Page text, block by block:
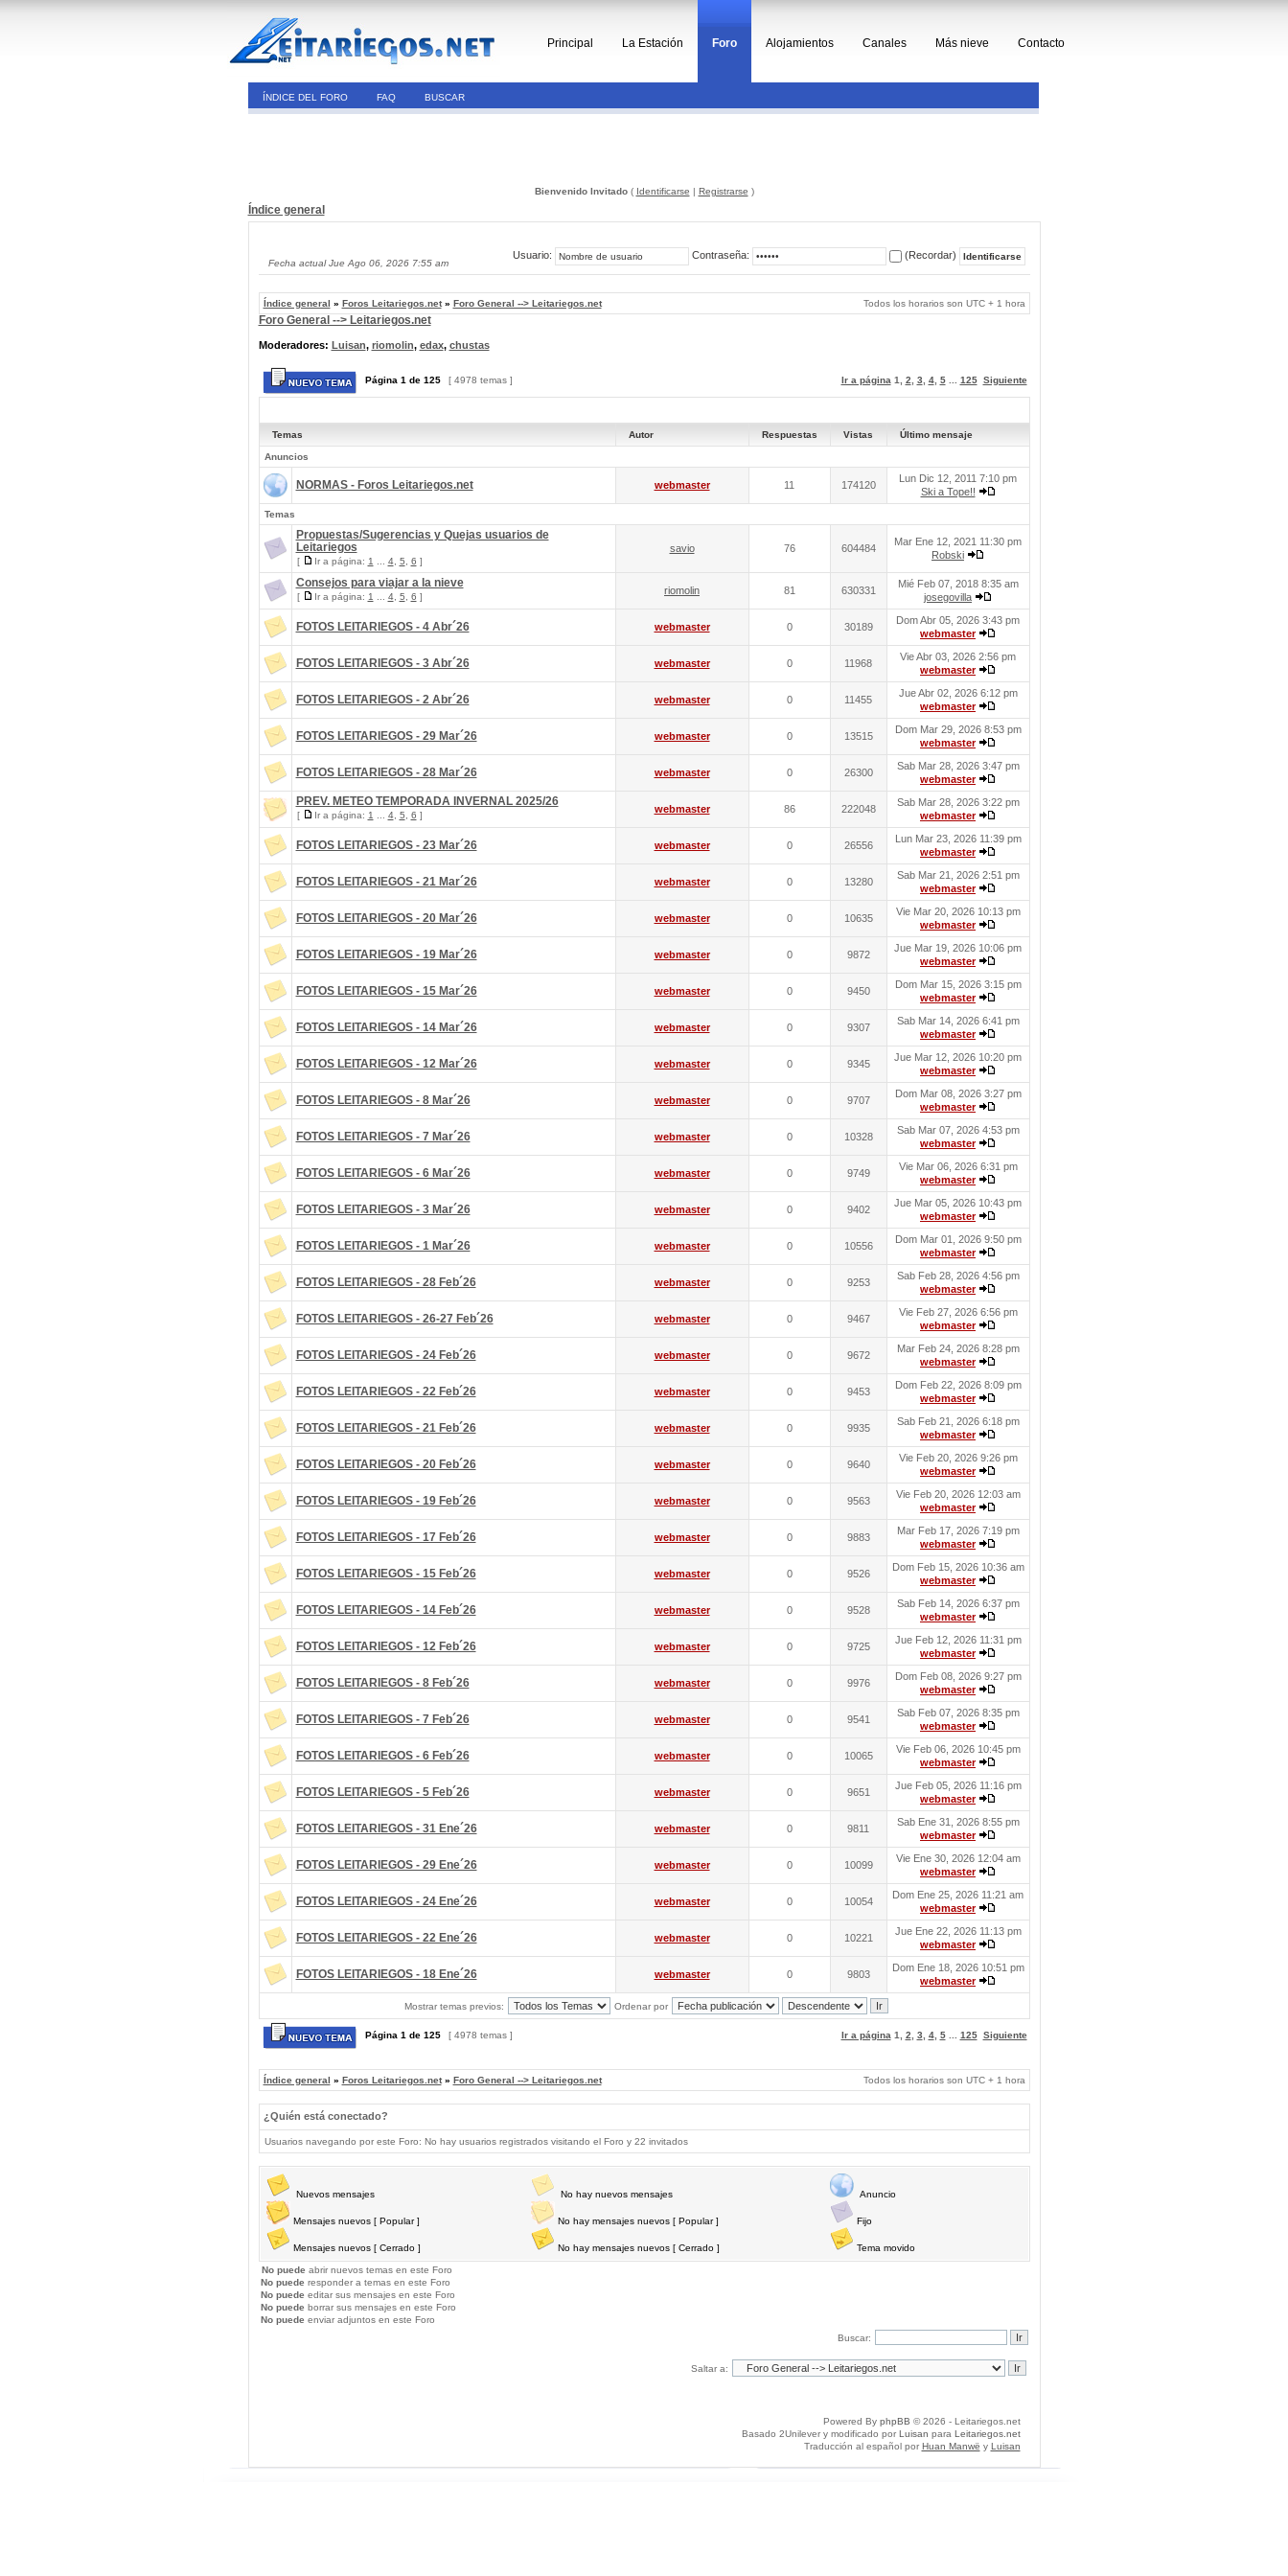
Principal La Estación Foro Alojamientos Canales Más nieve Contacto
ÍNDICE DEL FORO FAQ BUSCAR
Bienvenido Invitado( Identificarse | Registrarse )
Índice general
Fecha actual Jue Ago 06, 2026 7:55 am
Usuario: Contraseña: (Recordar)
Índice general » Foros Leitariegos.net» Foro General --> Leitariegos.net Todos los horarios son UTC + 1 hora
Foro General --> Leitariegos.net
Moderadores: Luisan, riomolin, edax, chustas
Página 1 de 125 [ 4978 temas ] Ir a página 1 2 3 4, 5... 125 Siguiente
Temas Autor Respuestas Vistas Último mensaje
Anuncios
NORMAS - Foros Leitariegos.net webmaster 11 174120
Lun Dic 12, 2011 7:10 pm
Ski a Tope!!
Temas
Propuestas/Sugerencias y Quejas usuarios de
Leitariegos
[ Ir a página: 1 4, 5 6 ]
savio 76 604484
Mar Ene 12, 2021 11:30 pm
Robski
Consejos para viajar a la nieve
[ Ir a página: 1 4, 5 6 ]
riomolin 81 630331
Mié Feb 07, 2018 8:35 am
josegovilla
FOTOS LEITARIEGOS - 4 Abr´26 webmaster 0 30189
Dom Abr 05, 2026 3:43 pm
webmaster
FOTOS LEITARIEGOS - 3 Abr´26 webmaster 0 11968
Vie Abr 03, 2026 2:56 pm
webmaster
FOTOS LEITARIEGOS - 2 Abr´26 webmaster 0 11455
Jue Abr 02, 2026 6:12 pm
webmaster
FOTOS LEITARIEGOS - 29 Mar´26 webmaster 0 13515
Dom Mar 29, 2026 8:53 pm
webmaster
FOTOS LEITARIEGOS - 28 Mar´26 webmaster 0 26300
Sab Mar 28, 2026 3:47 pm
webmaster
PREV. METEO TEMPORADA INVERNAL 2025/26
[ Ir a página: 1 4, 5 6 ]
webmaster 86 222048
Sab Mar 28, 2026 3:22 pm
webmaster
FOTOS LEITARIEGOS - 23 Mar´26 webmaster 0 26556
Lun Mar 23, 2026 11:39 pm
webmaster
FOTOS LEITARIEGOS - 21 Mar´26 webmaster 0 13280
Sab Mar 21, 2026 2:51 pm
webmaster
FOTOS LEITARIEGOS - 20 Mar´26 webmaster 0 10635
Vie Mar 20, 2026 10:13 pm
webmaster
FOTOS LEITARIEGOS - 19 Mar´26 webmaster 0 9872
Jue Mar 19, 2026 10:06 pm
webmaster
FOTOS LEITARIEGOS - 15 Mar´26 webmaster 0 9450
Dom Mar 15, 2026 3:15 pm
webmaster
FOTOS LEITARIEGOS - 14 Mar´26 webmaster 0 9307
Sab Mar 14, 2026 6:41 pm
webmaster
FOTOS LEITARIEGOS - 12 Mar´26 webmaster 0 9345
Jue Mar 12, 2026 10:20 pm
webmaster
FOTOS LEITARIEGOS - 8 Mar´26 webmaster 0 9707
Dom Mar 08, 2026 3:27 pm
webmaster
FOTOS LEITARIEGOS - 7 Mar´26 webmaster 0 10328
Sab Mar 07, 2026 4:53 pm
webmaster
FOTOS LEITARIEGOS - 6 Mar´26 webmaster 0 9749
Vie Mar 06, 2026 6:31 pm
webmaster
FOTOS LEITARIEGOS - 3 Mar´26 webmaster 0 9402
Jue Mar 05, 2026 10:43 pm
webmaster
FOTOS LEITARIEGOS - 1 Mar´26 webmaster 0 10556
Dom Mar 01, 2026 9:50 pm
webmaster
FOTOS LEITARIEGOS - 28 Feb´26 webmaster 0 9253
Sab Feb 28, 2026 4:56 pm
webmaster
FOTOS LEITARIEGOS - 26-27 Feb´26 webmaster 0 9467
Vie Feb 27, 2026 6:56 pm
webmaster
FOTOS LEITARIEGOS - 24 Feb´26 webmaster 0 9672
Mar Feb 24, 2026 8:28 pm
webmaster
FOTOS LEITARIEGOS - 22 Feb´26 webmaster 0 9453
Dom Feb 22, 2026 8:09 pm
webmaster
FOTOS LEITARIEGOS - 21 Feb´26 webmaster 0 9935
Sab Feb 21, 2026 6:18 pm
webmaster
FOTOS LEITARIEGOS - 20 Feb´26 webmaster 0 9640
Vie Feb 20, 2026 9:26 pm
webmaster
FOTOS LEITARIEGOS - 19 Feb´26 webmaster 0 9563
Vie Feb 20, 2026 12:03 am
webmaster
FOTOS LEITARIEGOS - 17 Feb´26 webmaster 0 9883
Mar Feb 17, 2026 7:19 pm
webmaster
FOTOS LEITARIEGOS - 15 Feb´26 webmaster 0 9526
Dom Feb 15, 2026 10:36 am
webmaster
FOTOS LEITARIEGOS - 14 Feb´26 webmaster 0 9528
Sab Feb 14, 2026 6:37 pm
webmaster
FOTOS LEITARIEGOS - 12 Feb´26 webmaster 0 9725
Jue Feb 12, 2026 11:31 pm
webmaster
FOTOS LEITARIEGOS - 8 Feb´26 webmaster 0 9976
Dom Feb 08, 2026 9:27 pm
webmaster
FOTOS LEITARIEGOS - 7 Feb´26 webmaster 0 9541
Sab Feb 07, 2026 8:35 pm
webmaster
FOTOS LEITARIEGOS - 6 Feb´26 webmaster 0 10065
Vie Feb 06, 2026 10:45 pm
webmaster
FOTOS LEITARIEGOS - 5 Feb´26 webmaster 0 9651
Jue Feb 05, 2026 11:16 pm
webmaster
FOTOS LEITARIEGOS - 31 Ene´26 webmaster 0 9811
Sab Ene 31, 2026 8:55 pm
webmaster
FOTOS LEITARIEGOS - 29 Ene´26 webmaster 0 10099
Vie Ene 30, 2026 12:04 am
webmaster
FOTOS LEITARIEGOS - 24 Ene´26 webmaster 0 10054
Dom Ene 25, 2026 11:21 am
webmaster
FOTOS LEITARIEGOS - 22 Ene´26 webmaster 0 10221
Jue Ene 22, 2026 11:13 pm
webmaster
FOTOS LEITARIEGOS - 18 Ene´26 webmaster 0 9803
Dom Ene 18, 2026 10:51 pm
webmaster
Mostrar temas previos: Ordenar por
Página 1 de 125 [ 4978 temas ] Ir a página 1 2 3 4, 5... 125 Siguiente
Índice general » Foros Leitariegos.net» Foro General --> Leitariegos.net Todos los horarios son UTC + 1 hora
¿Quién está conectado?
Usuarios navegando por este Foro: No hay usuarios registrados visitando el Foro y 22 invitados
Nuevos mensajes
Mensajes nuevos [ Popular ]
Mensajes nuevos [ Cerrado ]
No hay nuevos mensajes
No hay mensajes nuevos [ Popular ]
No hay mensajes nuevos [ Cerrado ]
Anuncio
Fijo
Tema movido
No puede abrir nuevos temas en este Foro
No puede responder a temas en este Foro
No puede editar sus mensajes en este Foro
No puede borrar sus mensajes en este Foro
No puede enviar adjuntos en este Foro
Buscar:
Saltar a:
Powered By phpBB © 2026 - Leitariegos.net
Basado 2Unilever y modificado por Luisan para Leitariegos.net
Traducción al español por Huan Manwë y Luisan